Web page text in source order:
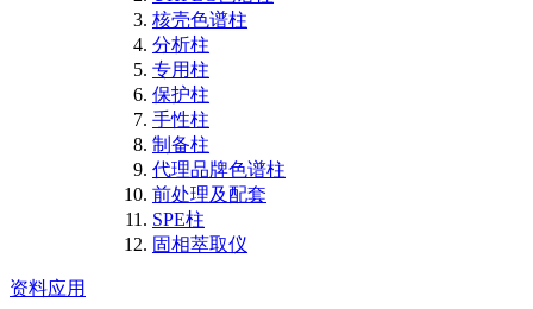
核壳色谱柱
分析柱
专用柱
保护柱
手性柱
制备柱
代理品牌色谱柱
前处理及配套
SPE柱
固相萃取仪
资料应用